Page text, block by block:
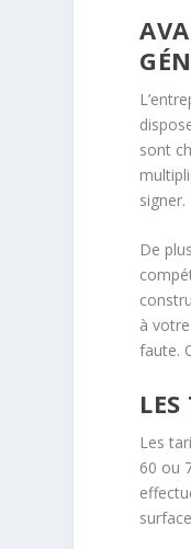
sont
signer.
De
à
faute.
Les
60 ou